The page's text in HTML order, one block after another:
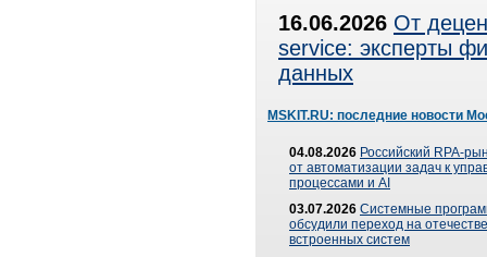
16.06.2026 От
service: эксперты
данных
MSKIT.RU: последние новости
04.08.2026 Российский RPA-
от автоматизации задач к
процессами и AI
03.07.2026 Системные
обсудили переход на
встроенных систем